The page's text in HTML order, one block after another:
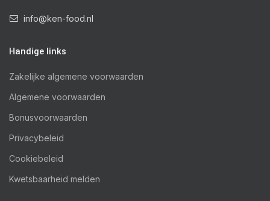
info@ken-food.nl
Handige links
Zakelijke algemene voorwaarden
Algemene voorwaarden
Bonusvoorwaarden
Privacybeleid
Cookiebeleid
Kwetsbaarheid melden